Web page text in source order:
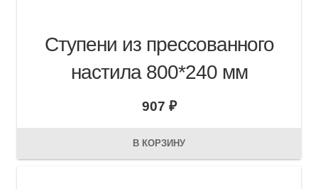
Ступени из прессованного
настила 800*240 мм
907 ₽
В КОРЗИНУ